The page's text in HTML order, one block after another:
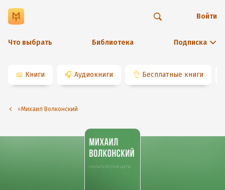
Что выбрать Библиотека Подписка
Войти
📖 Книги 🎧 Аудиокниги 👌 Бесплатные книги
⭐️Михаил Волконский